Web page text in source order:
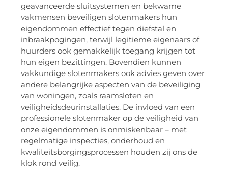
geavanceerde sluitsystemen en bekwame
vakmensen beveiligen slotenmakers hun
eigendommen effectief tegen diefstal en
inbraakpogingen, terwijl legitieme eigenaars of
huurders ook gemakkelijk toegang krijgen tot
hun eigen bezittingen. Bovendien kunnen
vakkundige slotenmakers ook advies geven over
andere belangrijke aspecten van de beveiliging
van woningen, zoals raamsloten en
veiligheidsdeurinstallaties. De invloed van een
professionele slotenmaker op de veiligheid van
onze eigendommen is onmiskenbaar – met
regelmatige inspecties, onderhoud en
kwaliteitsborgingsprocessen houden zij ons de
klok rond veilig.